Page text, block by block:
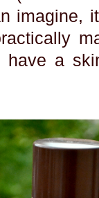
imagine,
have a